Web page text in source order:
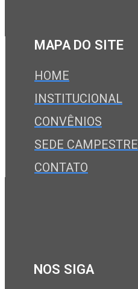
MAPA DO SITE
HOME
INSTITUCIONAL
CONVÊNIOS
SEDE CAMPESTRE
CONTATO
NOS SIGA